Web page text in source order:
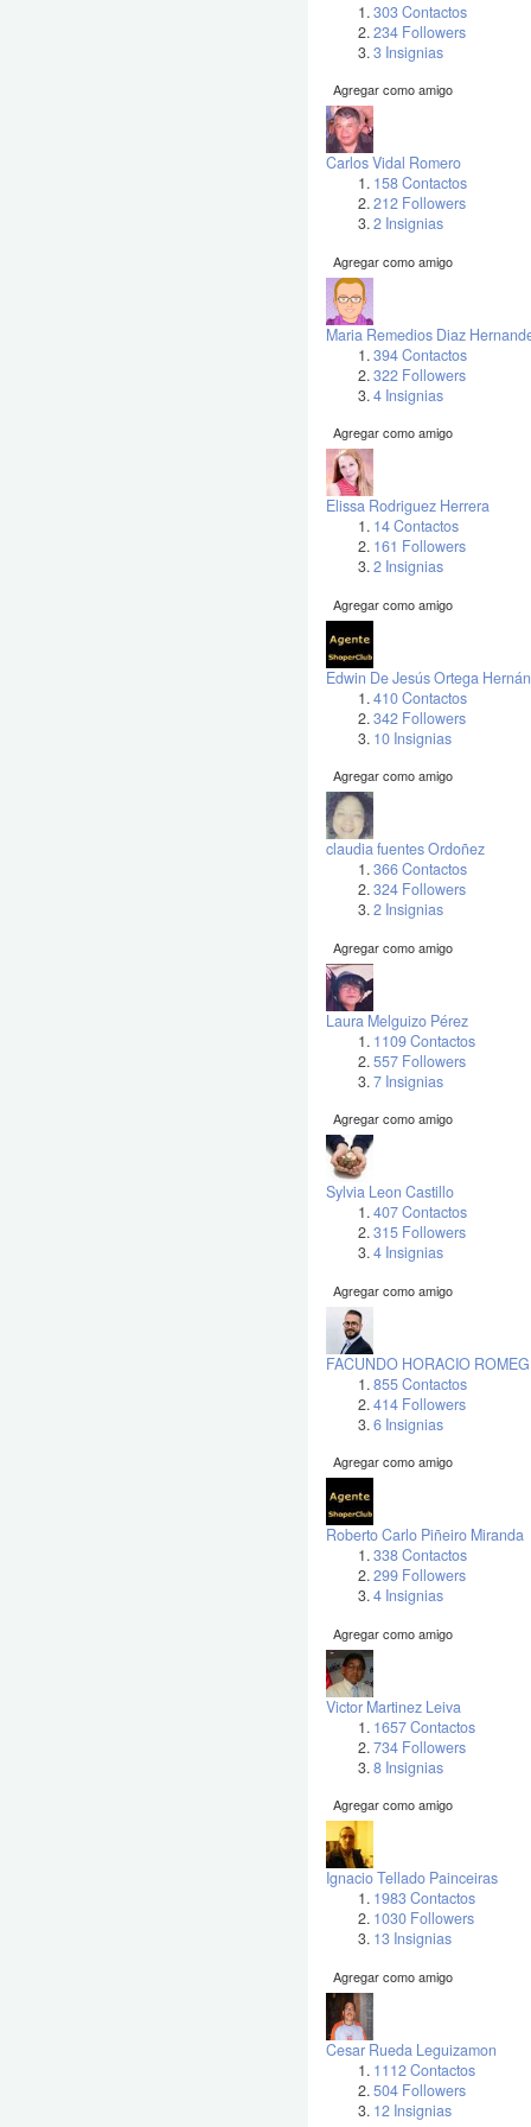
303 Contactos
234 Followers
3 Insignias
Agregar como amigo
Carlos Vidal Romero
158 Contactos
212 Followers
2 Insignias
Agregar como amigo
Maria Remedios Diaz
394 Contactos
322 Followers
4 Insignias
Agregar como amigo
Elissa Rodriguez Herrera
14 Contactos
161 Followers
2 Insignias
Agregar como amigo
Edwin De Jesús Ortega
410 Contactos
342 Followers
10 Insignias
Agregar como amigo
claudia fuentes Ordoñez
366 Contactos
324 Followers
2 Insignias
Agregar como amigo
Laura Melguizo Pérez
1109 Contactos
557 Followers
7 Insignias
Agregar como amigo
Sylvia Leon Castillo
407 Contactos
315 Followers
4 Insignias
Agregar como amigo
FACUNDO HORACIO
855 Contactos
414 Followers
6 Insignias
Agregar como amigo
Roberto Carlo Piñeiro Miranda
338 Contactos
299 Followers
4 Insignias
Agregar como amigo
Victor Martinez Leiva
1657 Contactos
734 Followers
8 Insignias
Agregar como amigo
Ignacio Tellado Painceiras
1983 Contactos
1030 Followers
13 Insignias
Agregar como amigo
Cesar Rueda Leguizamon
1112 Contactos
504 Followers
12 Insignias